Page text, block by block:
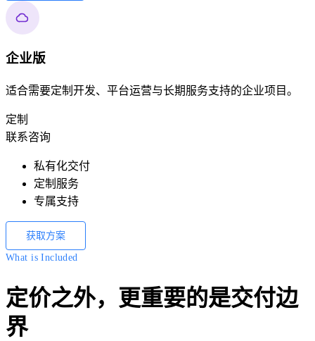
企业版
适合需要定制开发、平台运营与长期服务支持的企业项目。
定制
联系咨询
私有化交付
定制服务
专属支持
获取方案
What is Included
定价之外，更重要的是交付边
界